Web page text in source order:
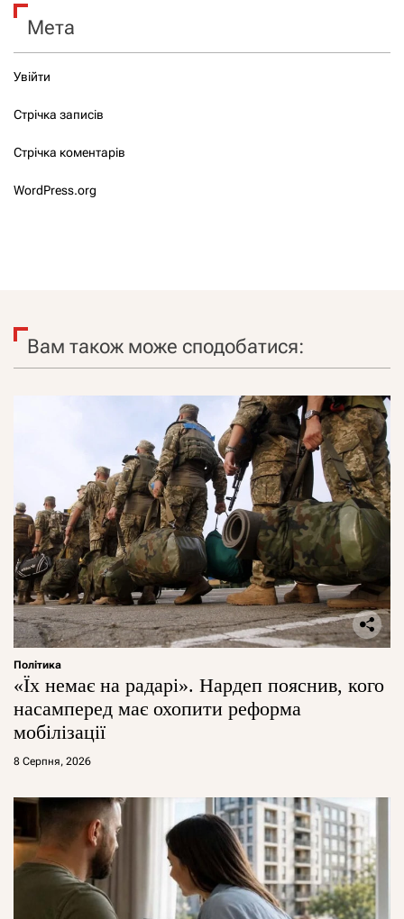
Мета
Увійти
Стрічка записів
Стрічка коментарів
WordPress.org
Вам також може сподобатися:
Політика
«Їх немає на радарі». Нардеп пояснив, кого
насамперед має охопити реформа
мобілізації
8 Серпня, 2026